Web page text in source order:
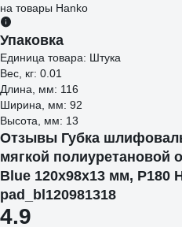
на товары Hanko
Упаковка
Единица товара: Штука
Вес, кг: 0.01
Длина, мм: 116
Ширина, мм: 92
Высота, мм: 13
Отзывы Губка
мягкой полиуретановой
Blue 120x98x13 мм, P180
pad_bl120981318
4.9